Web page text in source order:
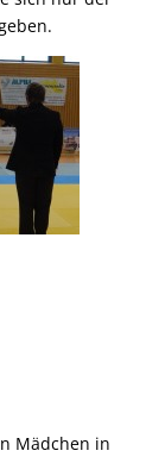
Mädchen in